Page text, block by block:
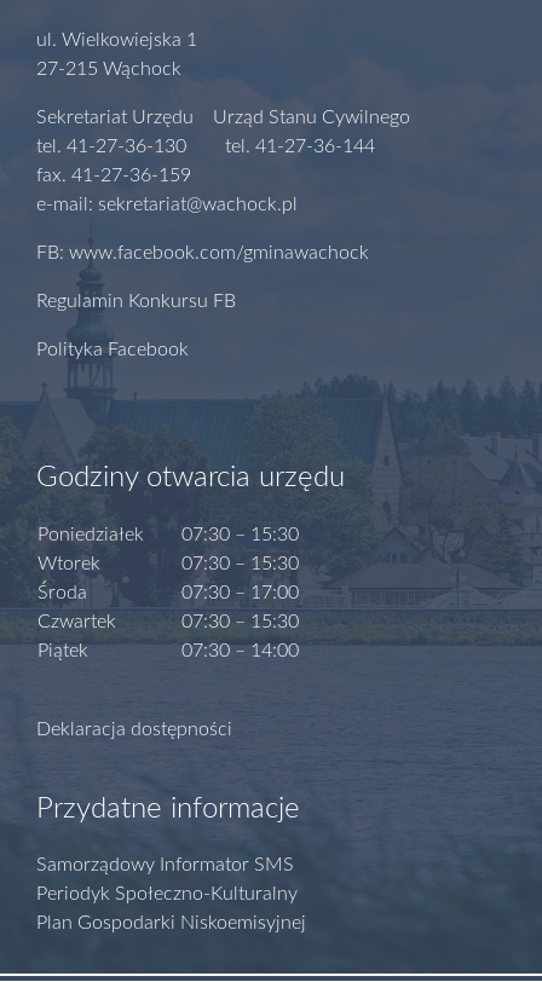
ul. Wielkowiejska 1
27-215 Wąchock
Sekretariat Urzędu Urząd Stanu Cywilnego
tel. 41-27-36-130 tel. 41-27-36-144
fax. 41-27-36-159
e-mail: sekretariat@wachock.pl
FB: www.facebook.com/gminawachock
Regulamin Konkursu FB
Polityka Facebook
Godziny otwarcia urzędu
Poniedziałek
Wtorek
Środa
Czwartek
Piątek
07:30 – 15:30
07:30 – 15:30
07:30 – 17:00
07:30 – 15:30
07:30 – 14:00
Deklaracja dostępności
Przydatne informacje
Samorządowy Informator SMS
Periodyk Społeczno-Kulturalny
Plan Gospodarki Niskoemisyjnej